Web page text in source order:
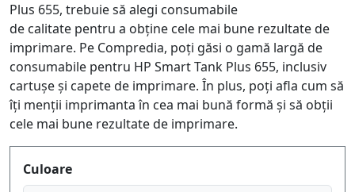
Plus 655, trebuie să alegi consumabile
de calitate pentru a obține cele mai bune rezultate de
imprimare. Pe Compredia, poți găsi o gamă largă de
consumabile pentru HP Smart Tank Plus 655, inclusiv
cartușe și capete de imprimare. În plus, poți afla cum să
îți menții imprimanta în cea mai bună formă și să obții
cele mai bune rezultate de imprimare.
Produktfilter
Culoare